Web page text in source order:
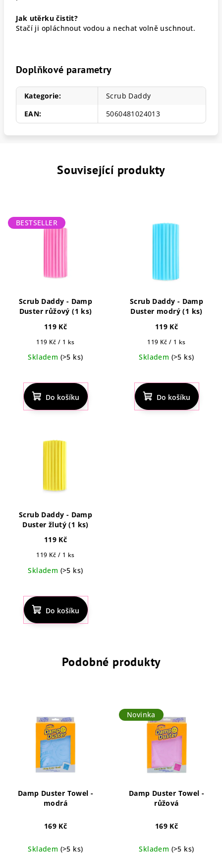
Jak utěrku čistit?
Stačí ji opláchnout vodou a nechat volně uschnout.
Doplňkové parametry
Kategorie:
Scrub Daddy
EAN: 5060481024013
Související produkty
BESTSELLER
Scrub Daddy - Damp
Duster růžový (1 ks)
119 Kč
Měrná
119 Kč / 1 ks
Skladem (>5 ks)
hodnocení
produktu
je
4,5
hvězdiček.
Do košíku
Scrub Daddy - Damp
Duster modrý (1 ks)
119 Kč
Měrná
119 Kč / 1 ks
Skladem (>5 ks)
hodnocení
produktu
je
4,4
Do košíku
Scrub Daddy - Damp
Duster žlutý (1 ks)
119 Kč
Měrná
119 Kč / 1 ks
Skladem (>5 ks)
hodnocení
produktu
je
4,5
hvězdiček.
Do košíku
Podobné produkty
Damp Duster Towel -
modrá
169 Kč
Skladem (>5 ks)
Novinka
Damp Duster Towel -
růžová
169 Kč
Skladem (>5 ks)